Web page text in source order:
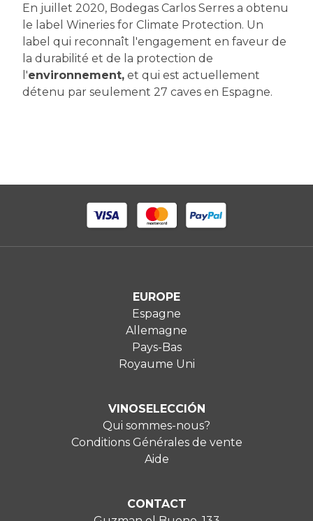
En juillet 2020, Bodegas Carlos Serres a obtenu
le label Wineries for Climate Protection. Un
label qui reconnaît l'engagement en faveur de
la durabilité et de la protection de
l'environnement, et qui est actuellement
détenu par seulement 27 caves en Espagne.
EUROPE
Espagne
Allemagne
Pays-Bas
Royaume Uni
VINOSELECCIÓN
Qui sommes-nous?
Conditions Générales de vente
Aide
CONTACT